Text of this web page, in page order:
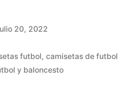
20, 2022
futbol, camisetas de futbol
y baloncesto